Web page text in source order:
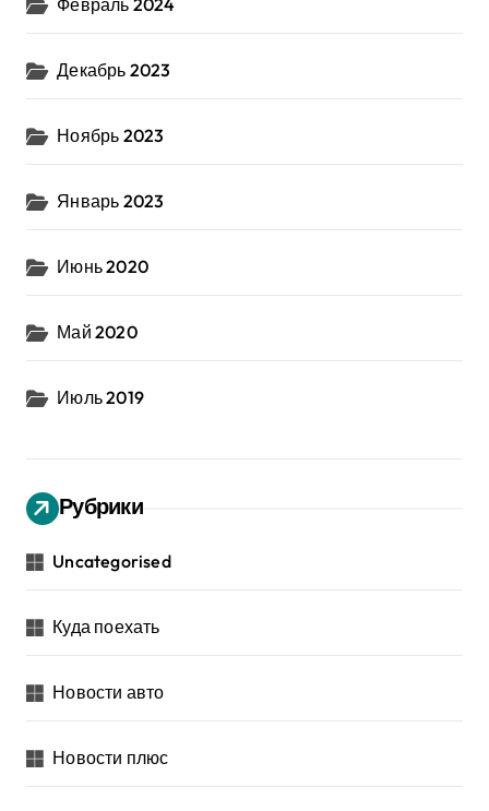
Февраль 2024
Декабрь 2023
Ноябрь 2023
Январь 2023
Июнь 2020
Май 2020
Июль 2019
Рубрики
Uncategorised
Куда поехать
Новости авто
Новости плюс